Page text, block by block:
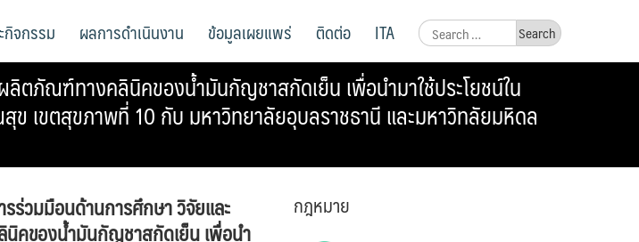
Search
for:
กิจกรรม ผลการดำเนินงาน ข้อมูลเผยแพร่ ติดต่อ ITA
ตภัณฑ์ทางคลินิคของน้ำมันกัญชาสกัดเย็น เพื่อนำมาใช้ประโยชน์ใน
ข เขตสุขภาพที่ 10 กับ มหาวิทยาลัยอุบลราชธานี และมหาวิทลัยมหิดล
ร่วมมือนด้านการศึกษา วิจัยและ
ของน้ำมันกัญชาสกัดเย็น เพื่อนำ
กฎหมาย